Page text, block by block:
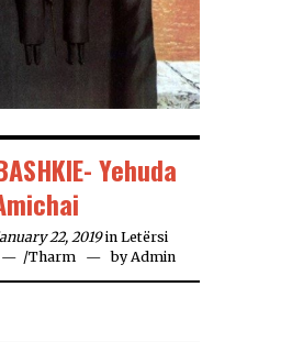
Yehuda
22, 2019 in Letërsi
/Tharm byAdmin